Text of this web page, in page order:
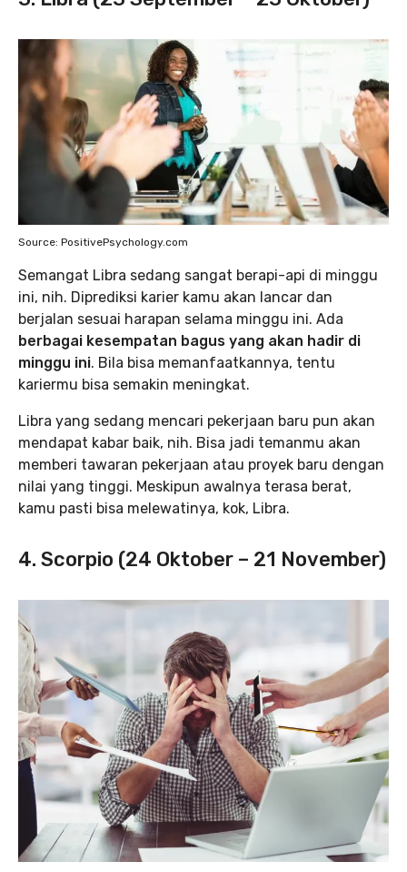
Source: PositivePsychology.com
Semangat Libra sedang sangat berapi-api di minggu
ini, nih. Diprediksi karier kamu akan lancar dan
berjalan sesuai harapan selama minggu ini. Ada
berbagai kesempatan bagus yang akan hadir di
minggu ini. Bila bisa memanfaatkannya, tentu
kariermu bisa semakin meningkat.
Libra yang sedang mencari pekerjaan baru pun akan
mendapat kabar baik, nih. Bisa jadi temanmu akan
memberi tawaran pekerjaan atau proyek baru dengan
nilai yang tinggi. Meskipun awalnya terasa berat,
kamu pasti bisa melewatinya, kok, Libra.
4. Scorpio (24 Oktober – 21 November)